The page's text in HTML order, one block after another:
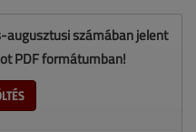
augusztusi számában jelent
PDF formátumban!